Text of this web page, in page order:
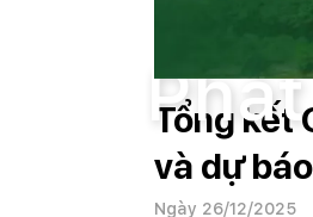
Tổng kết
và dự
Ngày 26/12/2025